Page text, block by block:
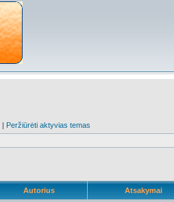
| Peržiūrėti aktyvias temas
Autorius Atsakymai